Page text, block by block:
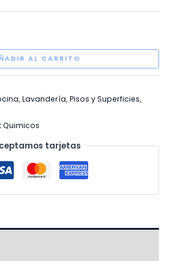
AL CARRITO
,Lavandería,Pisos y Superficies,
Quimicos
tarjetas